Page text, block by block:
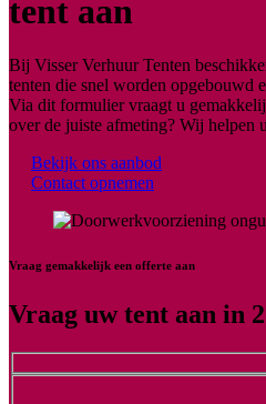
tent aan
Bij Visser Verhuur Tenten
tenten die snel worden opgebouwd
Via dit formulier vraagt u
over de juiste afmeting? Wij helpen
Bekijk ons aanbod
Contact opnemen
Vraag gemakkelijk een offerte aan
Vraag uw tent aan in